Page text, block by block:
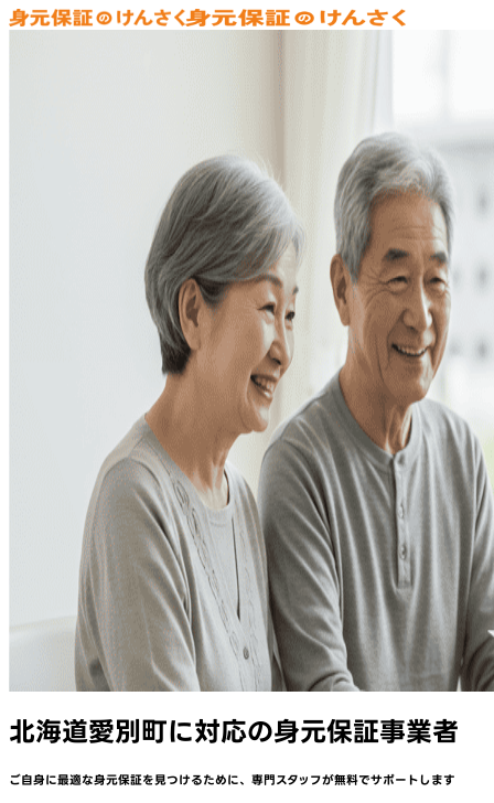
北海道愛別町に対応の身元保証事業者
ご自身に最適な身元保証を見つけるために、 専門スタッフが無料でサポートします